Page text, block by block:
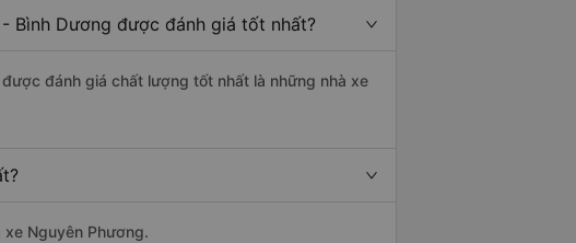
Bình Dương được đánh giá tốt nhất?
đánh giá chất lượng tốt nhất là những nhà xe
Nguyên Phương.